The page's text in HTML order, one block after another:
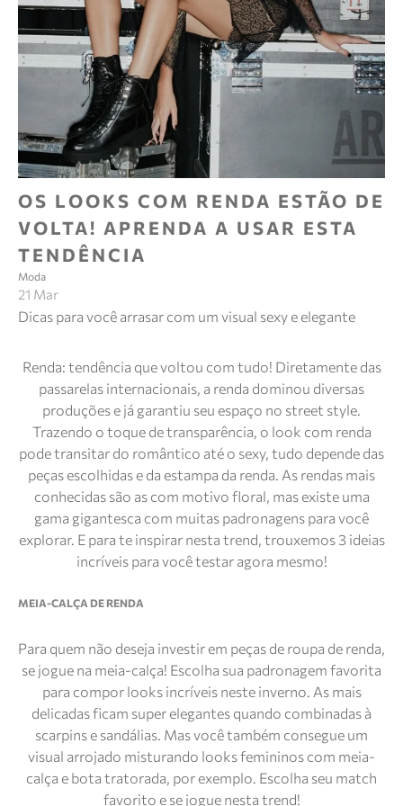
OS LOOKS COM RENDA ESTÃO DE
VOLTA! APRENDA A USAR ESTA
TENDÊNCIA
Moda
21 Mar
Dicas para você arrasar com um visual sexy e elegante
Renda: tendência que voltou com tudo! Diretamente das
passarelas internacionais, a renda dominou diversas
produções e já garantiu seu espaço no street style.
Trazendo o toque de transparência, o look com renda
pode transitar do romântico até o sexy, tudo depende das
peças escolhidas e da estampa da renda. As rendas mais
conhecidas são as com motivo floral, mas existe uma
gama gigantesca com muitas padronagens para você
explorar. E para te inspirar nesta trend, trouxemos 3 ideias
incríveis para você testar agora mesmo!
MEIA-CALÇA DE RENDA
Para quem não deseja investir em peças de roupa de renda,
se jogue na meia-calça! Escolha sua padronagem favorita
para compor looks incríveis neste inverno. As mais
delicadas ficam super elegantes quando combinadas à
scarpins e sandálias. Mas você também consegue um
visual arrojado misturando looks femininos com meia-
calça e bota tratorada, por exemplo. Escolha seu match
favorito e se jogue nesta trend!